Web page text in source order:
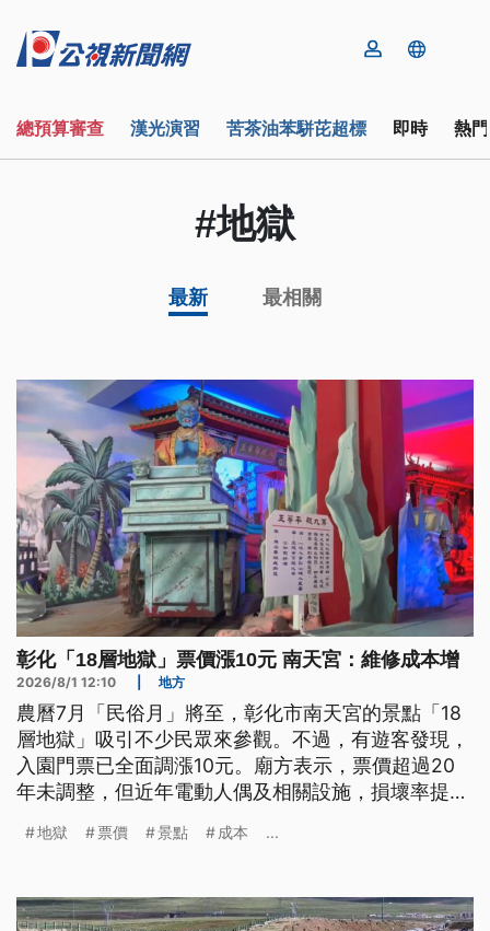
總預算審查 漢光演習 苦茶油苯駢芘超標 即時 熱
#地獄
最新 最相關
彰化「18層地獄」票價漲10元 南天宮：維修成本增
2026/8/1 12:10 地方
農曆7月「民俗月」將至，彰化市南天宮的景點「18
層地獄」吸引不少民眾來參觀。不過，有遊客發現，
入園門票已全面調漲10元。廟方表示，票價超過20
年未調整，但近年電動人偶及相關設施，損壞率提
力下，只能調漲票價。
地獄 票價 景點 成本 ...